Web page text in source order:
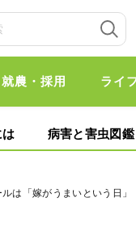
就農・採用 ライ
は 病害と害虫図鑑
は「嫁がうまいという日」